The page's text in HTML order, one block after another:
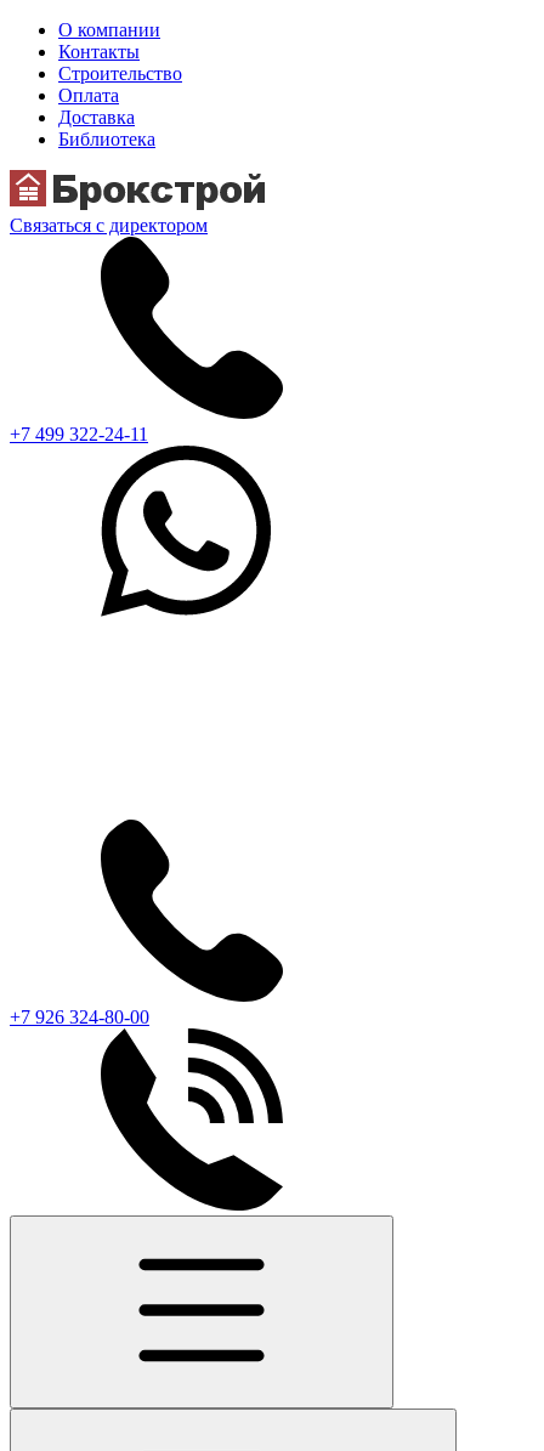
О компании
Контакты
Строительство
Оплата
Доставка
Библиотека
Связаться с директором
+7 499 322-24-11
+7 926 324-80-00